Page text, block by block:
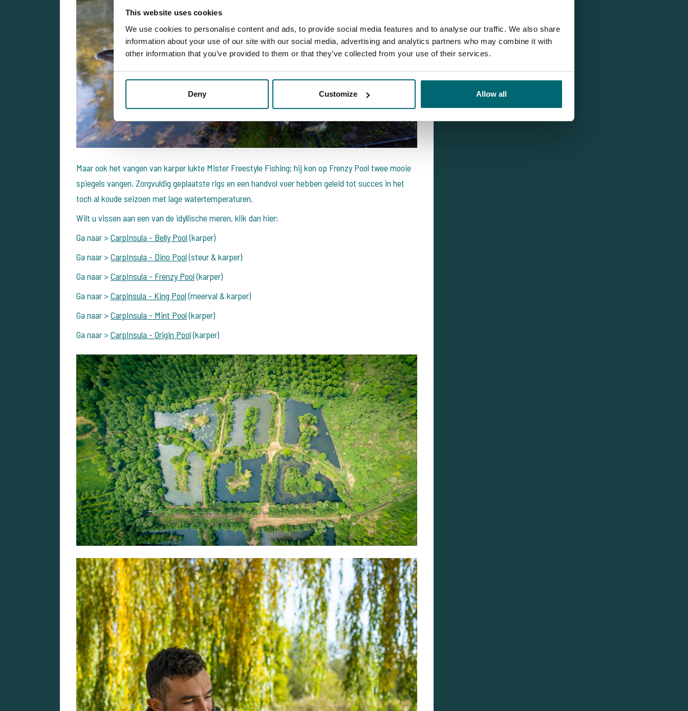
This website uses cookies
We use cookies to personalise content and ads, to provide social media features and to analyse our traffic. We also share
information about your use of our site with our social media, advertising and analytics partners who may combine it with
other information that you’ve provided to them or that they’ve collected from your use of their services.
Deny Customize Allow all
Maar ook het vangen van karper lukte Mister Freestyle Fishing; hij kon op Frenzy Pool twee mooie
spiegels vangen. Zorgvuldig geplaatste rigs en een handvol voer hebben geleid tot succes in het
toch al koude seizoen met lage watertemperaturen.
Wilt u vissen aan een van de idyllische meren, klik dan hier:
Ga naar > CarpInsula - Belly Pool(karper)
Ga naar > CarpInsula - Dino Pool (steur & karper)
Ga naar > CarpInsula - Frenzy Pool (karper)
Ga naar > Carpinsula - King Pool (meerval & karper)
Ga naar > CarpInsula - Mint Pool (karper)
Ga naar > CarpInsula - Origin Pool (karper)